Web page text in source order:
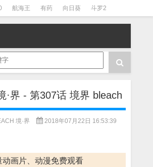
航海王 有药 向日葵 斗罗2
拳超人 柯南 阴阳师 节目清单
·界 - 第307话 境界 bleach
境·界
2018年07月22日 16:53:39
动画片、动漫免费观看